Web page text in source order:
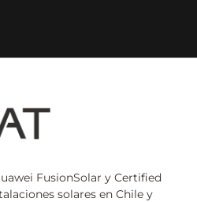
FusionSolar y Certified
solares en Chile y